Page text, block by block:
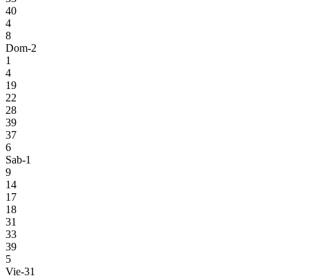
40
4
8
Dom-2
1
4
19
22
28
39
37
6
Sab-1
9
14
17
18
31
33
39
5
Vie-31